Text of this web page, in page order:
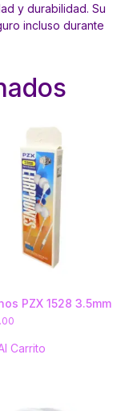
y durabilidad. Su
incluso durante
PZX 1528 3.5mm
Carrito